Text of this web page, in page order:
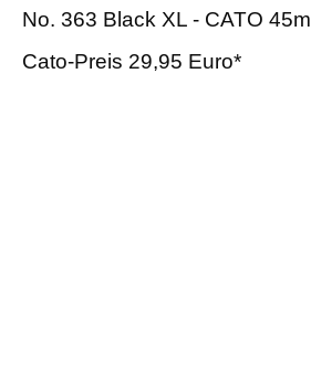
No. 363 Black XL - CATO 45ml
Cato-Preis 29,95 Euro*